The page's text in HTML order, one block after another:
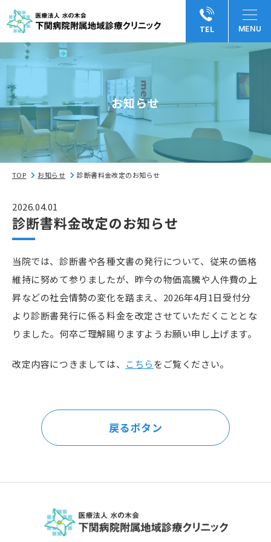
TEL
お知らせ
TOP お知らせ 診断書料金改定のお知らせ
2026.04.01
診断書料金改定のお知らせ
当院では、診断書や各種文書の発行について、従来の価格
維持に努めて参りましたが、昨今の物価高騰や人件費の上
昇などの社会情勢の変化を踏まえ、 2026年4月1日受付分
より診断書発行に係る料金を改定させていただくこととな
りました。何卒ご理解賜りますようお願い申し上げます。
改定内容につきましては、 こちらをご覧ください。
戻るボタン